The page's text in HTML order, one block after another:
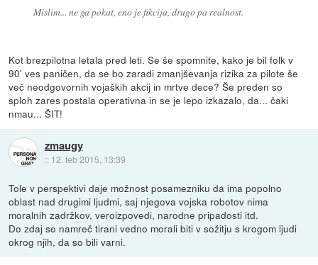
Mislim... ne ga pokat, eno je fikcija, drugo pa realnost.
Kot brezpilotna letala pred leti. Se še spomnite, kako je bil folk v
90' ves paničen, da se bo zaradi zmanjševanja rizika za pilote še
več neodgovornih vojaških akcij in mrtve dece? Še preden so
sploh zares postala operativna in se je lepo izkazalo, da... čaki
nmau... ŠIT!
zmaugy
:: 12. feb 2015, 13:39
Tole v perspektivi daje možnost posamezniku da ima popolno
oblast nad drugimi ljudmi, saj njegova vojska robotov nima
moralnih zadržkov, veroizpovedi, narodne pripadosti itd.
Do zdaj so namreč tirani vedno morali biti v sožitju s krogom ljudi
okrog njih, da so bili varni.